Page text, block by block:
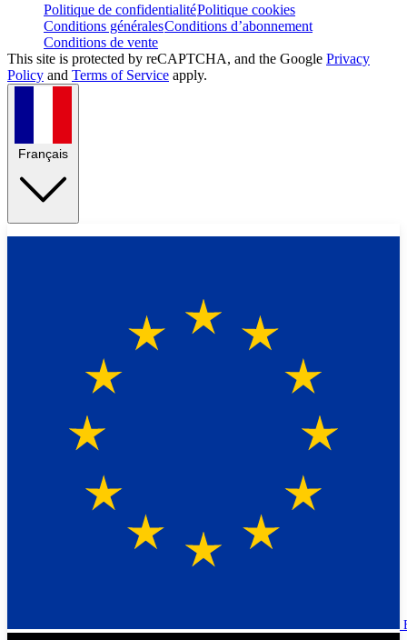
Politique de confidentialitéPolitique cookies
Conditions généralesConditions d’abonnement
Conditions de vente
This site is protected by reCAPTCHA, and the Google Privacy
Policy and Terms of Service apply.
Français